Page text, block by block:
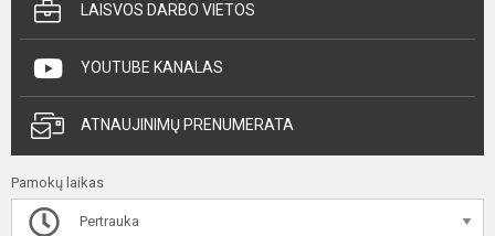
LAISVOS DARBO VIETOS
YOUTUBE KANALAS
ATNAUJINIMŲ PRENUMERATA
Pamokų laikas
Pertrauka